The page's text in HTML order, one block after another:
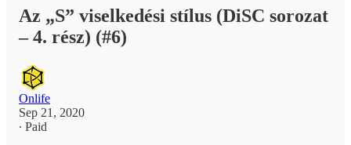
Az „S” viselkedési stílus (DiSC sorozat
– 4. rész) (#6)
Onlife
Sep 21, 2020
∙ Paid